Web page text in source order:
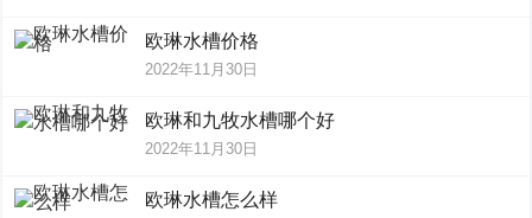
欧琳水槽价格
2022年11月30日
欧琳和九牧水槽哪个好
2022年11月30日
欧琳水槽怎么样